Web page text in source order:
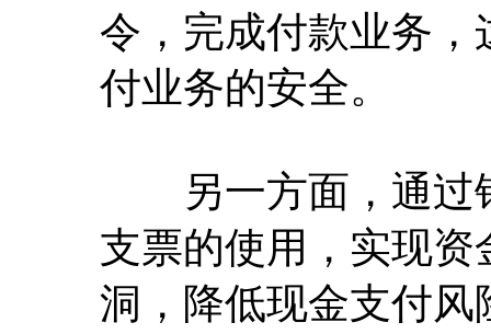
令，完成付款业务
付业务的安全。
另一方面，通过
支票的使用，实现
洞，降低现金支付